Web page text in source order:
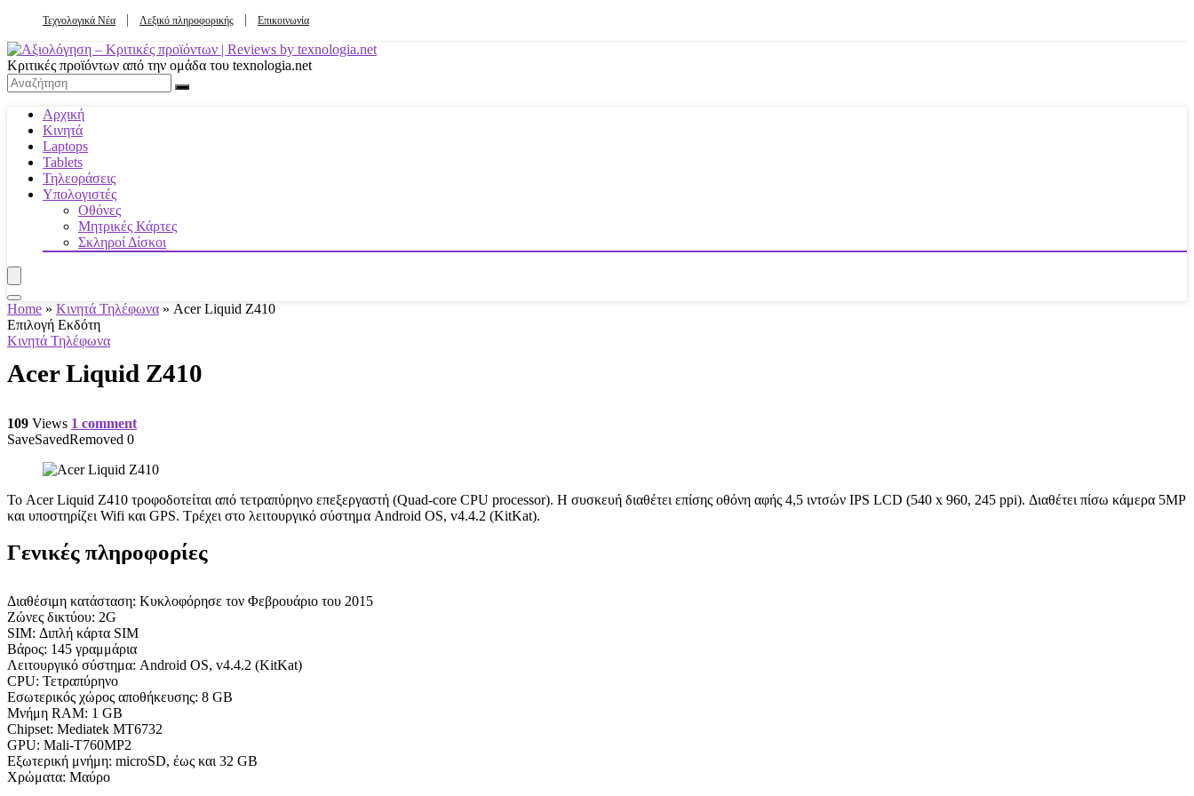
Τεχνολογικά Νέα Λεξικό πληροφορικής Επικοινωνία
Κριτικές προϊόντων από την ομάδα του texnologia.net
Αρχική
Κινητά
Laptops
Tablets
Τηλεοράσεις
Υπολογιστές
Οθόνες
Μητρικές Κάρτες
Σκληροί Δίσκοι
Home » Κινητά Τηλέφωνα » Acer Liquid Z410
Επιλογή Εκδότη
Κινητά Τηλέφωνα
Acer Liquid Z410
109 Views 1 comment
SaveSavedRemoved 0
Το Acer Liquid Z410 τροφοδοτείται από τετραπύρηνο επεξεργαστή (Quad-core CPU processor). Η συσκευή διαθέτει επίσης οθόνη αφής 4,5 ιντσών IPS LCD (540 x 960, 245 ppi). Διαθέτει πίσω κάμερα 5MP
και υποστηρίζει Wifi και GPS. Τρέχει στο λειτουργικό σύστημα Android OS, v4.4.2 (KitKat).
Γενικές πληροφορίες
Διαθέσιμη κατάσταση: Κυκλοφόρησε τον Φεβρουάριο του 2015
Ζώνες δικτύου: 2G
SIM: Διπλή κάρτα SIM
Βάρος: 145 γραμμάρια
Λειτουργικό σύστημα: Android OS, v4.4.2 (KitKat)
CPU: Τετραπύρηνο
Εσωτερικός χώρος αποθήκευσης: 8 GB
Μνήμη RAM: 1 GB
Chipset: Mediatek MT6732
GPU: Mali-T760MP2
Εξωτερική μνήμη: microSD, έως και 32 GB
Χρώματα: Μαύρο